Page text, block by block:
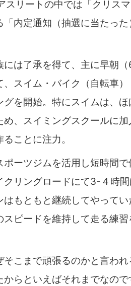
スリートの中では「クリス
「内定通知（抽選に当たっ
には了承を得て、主に早朝
、スイム・バイク（自転車
グを開始。特にスイムは、
め、スイミングスクールに
ことに注力。
ポーツジムを活用し短時間
クリングロードにて3-４時
はもともと継続してやって
スピードを維持して走る練
そこまで頑張るのかと言わ
からといえばそれまでなの